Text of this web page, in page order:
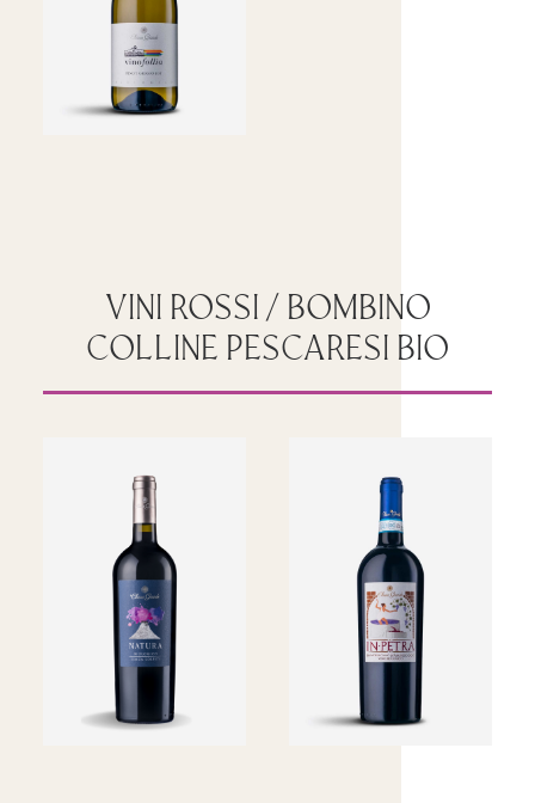
13.00€
VINI ROSSI / BOMBINO
COLLINE PESCARESI BIO
13.50€
24.00€